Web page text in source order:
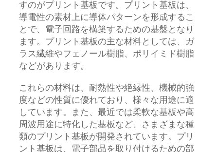
すのがプリント基板です。プリント基板は、
導電性の素材上に導体パターンを形成するこ
とで、電子回路を構築するための基盤となり
ます。プリント基板の主な材料としては、ガ
ラス繊維やフェノール樹脂、ポリイミド樹脂
などがあります。
これらの材料は、耐熱性や絶縁性、機械的強
度などの性質に優れており、様々な用途に適
しています。また、最近では柔軟な基板や高
周波用途に特化した基板など、さまざまな種
類のプリント基板が開発されています。プリ
ント基板は、電子部品を取り付けるための部